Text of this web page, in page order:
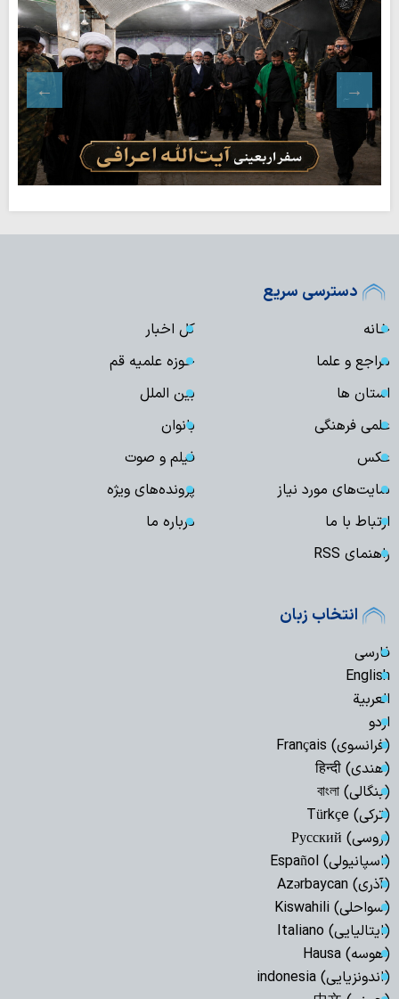
دسترسی سریع
خانه
کل اخبار
مراجع و علما
حوزه علمیه قم
استان ها
بین الملل
علمی فرهنگی
بانوان
عکس
فیلم و صوت
سایت‌های مورد نیاز
پرونده‌های ویژه
ارتباط با ما
درباره ما
راهنمای RSS
انتخاب زبان
فارسی
English
العربیة
اردو
(فرانسوی) Français
(هندی) हिन्दी
(بنگالی) বাংলা
(ترکی) Türkçe
(روسی) Русский
(اسپانیولی) Español
(آذری) Azərbaycan
(سواحلی) Kiswahili
(ایتالیایی) Italiano
(هوسه) Hausa
(اندونزیایی) indonesia